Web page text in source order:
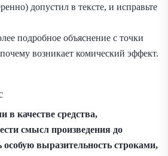
допустил в тексте, и исправьте
подробное объяснение с точки
возникает комический эффект.
в качестве средства,
смысл произведения до
особую выразительность строками,